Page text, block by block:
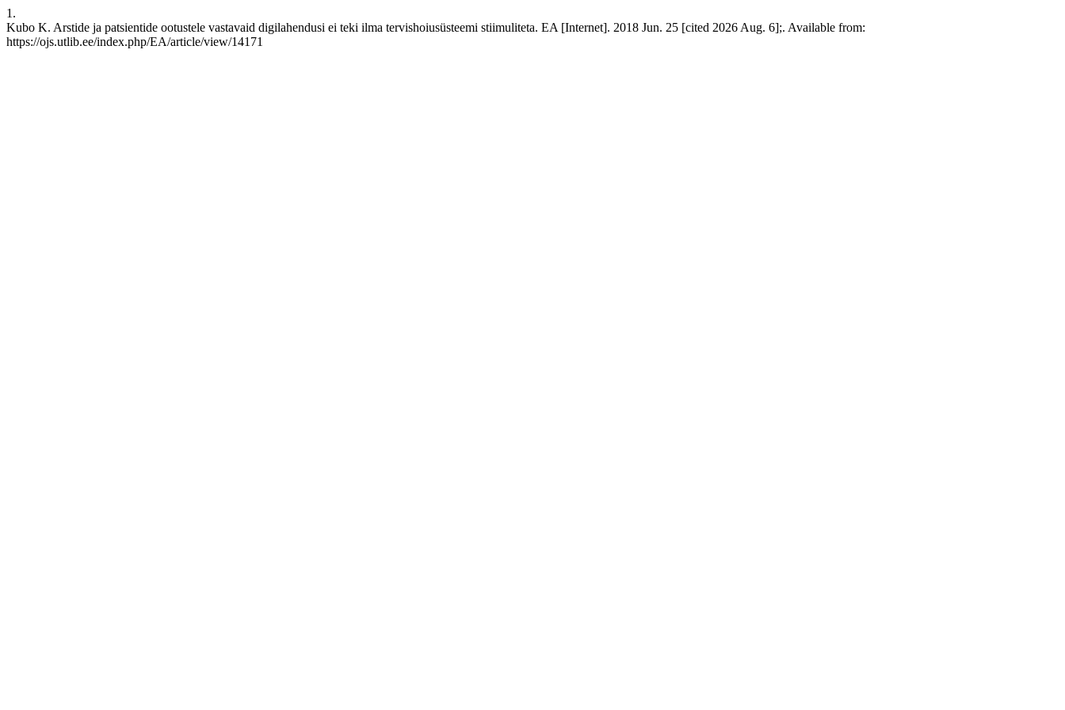
1.
Kubo K. Arstide ja patsientide ootustele vastavaid digilahendusi ei teki ilma tervishoiusüsteemi stiimuliteta. EA [Internet]. 2018 Jun. 25 [cited 2026 Aug. 6];. Available from:
https://ojs.utlib.ee/index.php/EA/article/view/14171